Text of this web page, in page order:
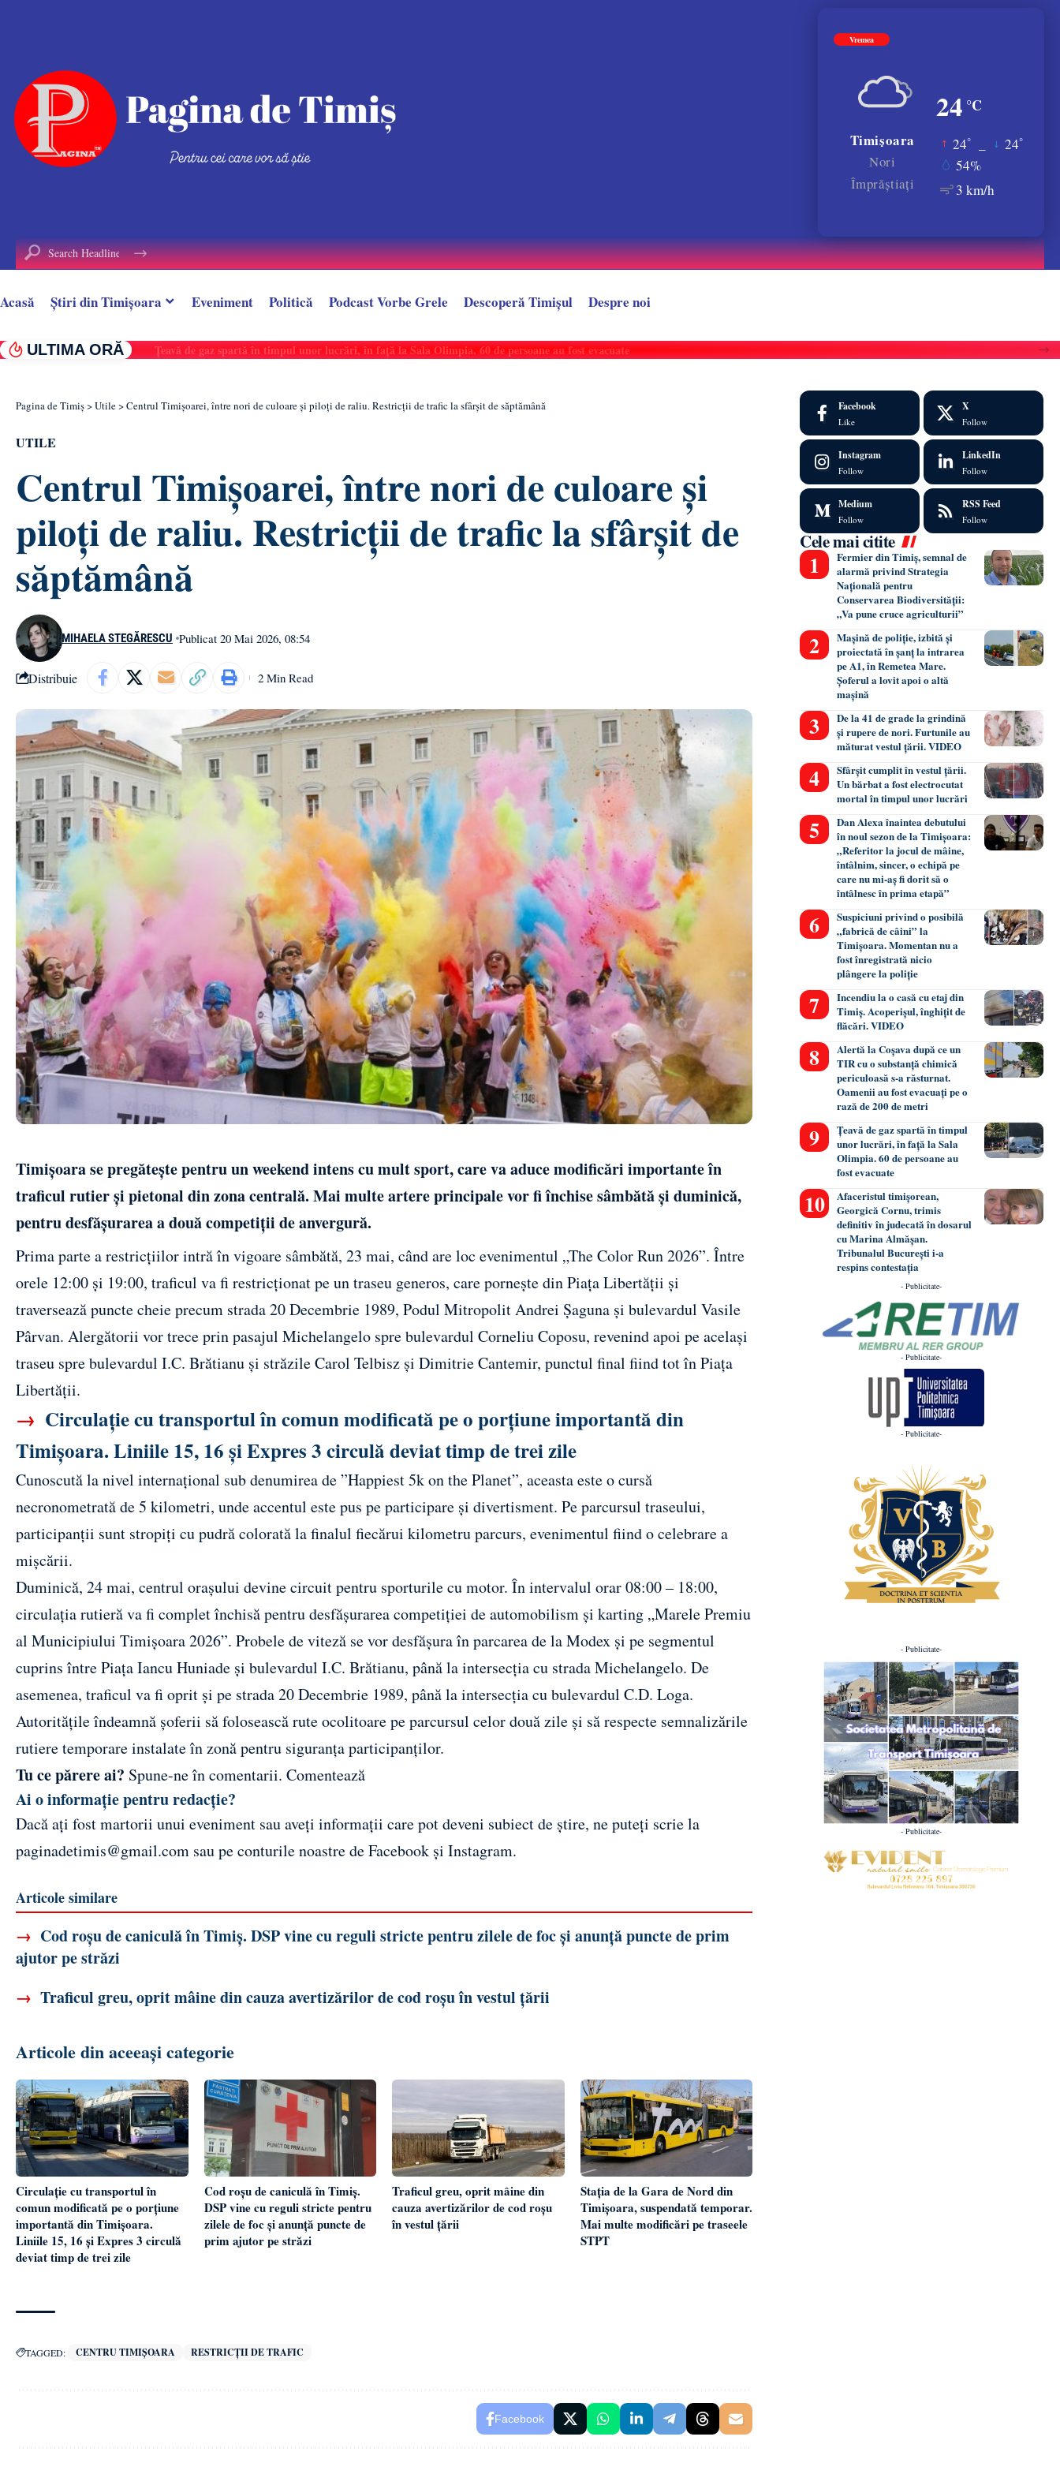
Vremea
24 °C
Timișoara
Nori
Împrăștiați
24° 24°
54%
3 km/h
Acasă Știri din Timișoara Eveniment Politică Podcast Vorbe Grele Descoperă Timișul Despre noi
ULTIMA ORĂ Țeavă de gaz spartă în timpul unor lucrări, în față la Sala Olimpia. 60 de persoane au fost evacuate
Pagina de Timiș>Utile>Centrul Timișoarei, între nori de culoare și piloți de raliu. Restricții de trafic la sfârșit de săptămână
UTILE
Centrul Timișoarei, între nori de culoare și
piloți de raliu. Restricții de trafic la sfârșit de
săptămână
MIHAELA STEGĂRESCU Publicat 20 Mai 2026, 08:54
Distribuie 2 Min Read
Timișoara se pregătește pentru un weekend intens cu mult sport, care va aduce modificări importante în
traficul rutier și pietonal din zona centrală. Mai multe artere principale vor fi închise sâmbătă și duminică,
pentru desfășurarea a două competiții de anvergură.
Prima parte a restricțiilor intră în vigoare sâmbătă, 23 mai, când are loc evenimentul „The Color Run 2026”. Între
orele 12:00 și 19:00, traficul va fi restricționat pe un traseu generos, care pornește din Piața Libertății și
traversează puncte cheie precum strada 20 Decembrie 1989, Podul Mitropolit Andrei Șaguna și bulevardul Vasile
Pârvan. Alergătorii vor trece prin pasajul Michelangelo spre bulevardul Corneliu Coposu, revenind apoi pe același
traseu spre bulevardul I.C. Brătianu și străzile Carol Telbisz și Dimitrie Cantemir, punctul final fiind tot în Piața
Libertății.
→ Circulație cu transportul în comun modificată pe o porțiune importantă din
Timișoara. Liniile 15, 16 și Expres 3 circulă deviat timp de trei zile
Cunoscută la nivel internațional sub denumirea de ”Happiest 5k on the Planet”, aceasta este o cursă
necronometrată de 5 kilometri, unde accentul este pus pe participare și divertisment. Pe parcursul traseului,
participanții sunt stropiți cu pudră colorată la finalul fiecărui kilometru parcurs, evenimentul fiind o celebrare a
mișcării.
Duminică, 24 mai, centrul orașului devine circuit pentru sporturile cu motor. În intervalul orar 08:00 – 18:00,
circulația rutieră va fi complet închisă pentru desfășurarea competiției de automobilism și karting „Marele Premiu
al Municipiului Timișoara 2026”. Probele de viteză se vor desfășura în parcarea de la Modex și pe segmentul
cuprins între Piața Iancu Huniade și bulevardul I.C. Brătianu, până la intersecția cu strada Michelangelo. De
asemenea, traficul va fi oprit și pe strada 20 Decembrie 1989, până la intersecția cu bulevardul C.D. Loga.
Autoritățile îndeamnă șoferii să folosească rute ocolitoare pe parcursul celor două zile și să respecte semnalizările
rutiere temporare instalate în zonă pentru siguranța participanților.
Tu ce părere ai? Spune-ne în comentarii. Comentează
Ai o informație pentru redacție?
Dacă ați fost martorii unui eveniment sau aveți informații care pot deveni subiect de știre, ne puteți scrie la
paginadetimis@gmail.com sau pe conturile noastre deFacebook și Instagram.
Articole similare
→ Cod roșu de caniculă în Timiș. DSP vine cu reguli stricte pentru zilele de foc și anunță puncte de prim
ajutor pe străzi
→ Traficul greu, oprit mâine din cauza avertizărilor de cod roșu în vestul țării
Articole din aceeași categorie
Circulație cu transportul în
comun modificată pe o porțiune
importantă din Timișoara.
Liniile 15, 16 și Expres 3 circulă
deviat timp de trei zile
Cod roșu de caniculă în Timiș.
DSP vine cu reguli stricte pentru
zilele de foc și anunță puncte de
prim ajutor pe străzi
Traficul greu, oprit mâine din
cauza avertizărilor de cod roșu
în vestul țării
Stația de la Gara de Nord din
Timișoara, suspendată temporar.
Mai multe modificări pe traseele
STPT
TAGGED: CENTRU TIMIȘOARA RESTRICȚII DE TRAFIC
Facebook
Facebook
Like
X
Follow
Instagram
Follow
LinkedIn
Follow
Medium
Follow
RSS Feed
Follow
Cele mai citite
Fermier din Timiș, semnal de
alarmă privind Strategia
Națională pentru
Conservarea Biodiversității:
„Va pune cruce agriculturii”
Mașină de poliție, izbită și
proiectată în șanț la intrarea
pe A1, în Remetea Mare.
Șoferul a lovit apoi o altă
mașină
De la 41 de grade la grindină
și rupere de nori. Furtunile au
măturat vestul țării. VIDEO
Sfârșit cumplit în vestul țării.
Un bărbat a fost electrocutat
mortal în timpul unor lucrări
Dan Alexa înaintea debutului
în noul sezon de la Timișoara:
„Referitor la jocul de mâine,
întâlnim, sincer, o echipă pe
care nu mi-aș fi dorit să o
întâlnesc în prima etapă”
Suspiciuni privind o posibilă
„fabrică de câini” la
Timișoara. Momentan nu a
fost înregistrată nicio
plângere la poliție
Incendiu la o casă cu etaj din
Timiș. Acoperișul, înghițit de
flăcări. VIDEO
Alertă la Coșava după ce un
TIR cu o substanță chimică
periculoasă s-a răsturnat.
Oamenii au fost evacuați pe o
rază de 200 de metri
Țeavă de gaz spartă în timpul
unor lucrări, în față la Sala
Olimpia. 60 de persoane au
fost evacuate
Afaceristul timișorean,
Georgică Cornu, trimis
definitiv în judecată în dosarul
cu Marina Almășan.
Tribunalul București i-a
respins contestația
- Publicitate-
- Publicitate-
- Publicitate-
- Publicitate-
- Publicitate-